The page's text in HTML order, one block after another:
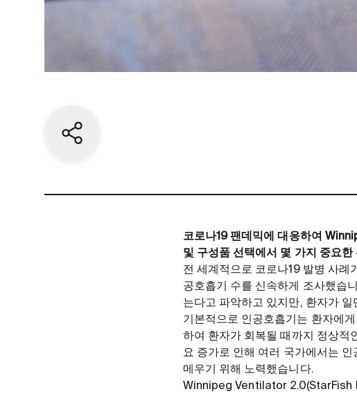
Share current page
코로나19 팬데믹에 대응하여
및 구성품 선택에서 몇 가지 중요
전 세계적으로 코로나19 발병 사례
공호흡기 수를 신속하게 조사했습
는다고 파악하고 있지만, 환자가
기본적으로 인공호흡기는 환자에
하여 환자가 회복될 때까지 정상적
요 증가로 인해 여러 국가에서는
메우기 위해 노력했습니다.
Winnipeg Ventilator 2.0(StarFish